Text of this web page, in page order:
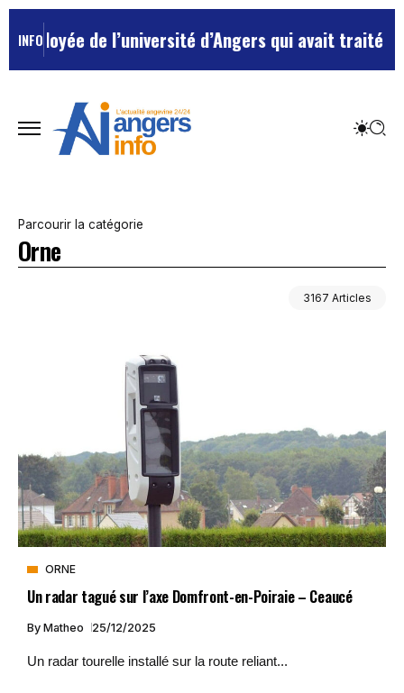
INFO
l’université d’Angers qui avait traité ses chefs de
Parcourir la catégorie
Orne
3167 Articles
ORNE
Un radar tagué sur l’axe Domfront-en-Poiraie – Ceaucé
By Matheo 25/12/2025
Un radar tourelle installé sur la route reliant...